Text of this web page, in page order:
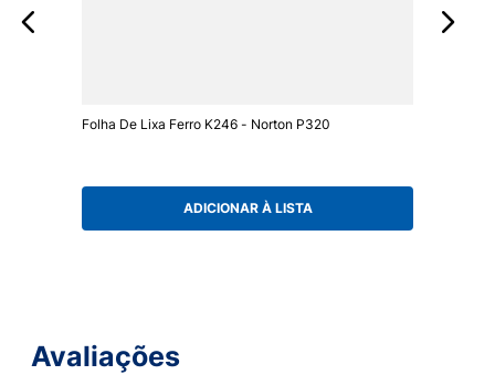
Folha De Lixa Ferro K246 - Norton P320
ADICIONAR À LISTA
Avaliações